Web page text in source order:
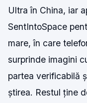
Ultra în China, iar
SentIntoSpace
mare, în care
surprinde imagini
partea verificabilă
știrea. Restul ține